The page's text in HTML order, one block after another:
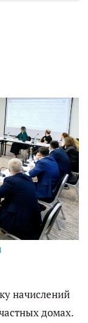
начислений
домах.